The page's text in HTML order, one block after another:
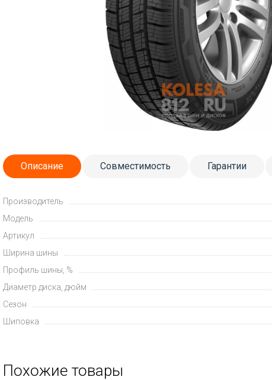
Описание Совместимость Гарантии
Производитель
Модель
Артикул
Ширина шины
Профиль шины, %
Диаметр диска, дюйм
Сезон
Шиповка
Похожие товары